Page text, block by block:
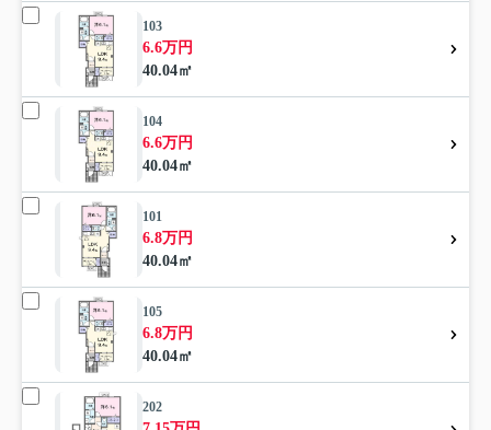
103
6.6万円
40.04㎡
104
6.6万円
40.04㎡
101
6.8万円
40.04㎡
105
6.8万円
40.04㎡
202